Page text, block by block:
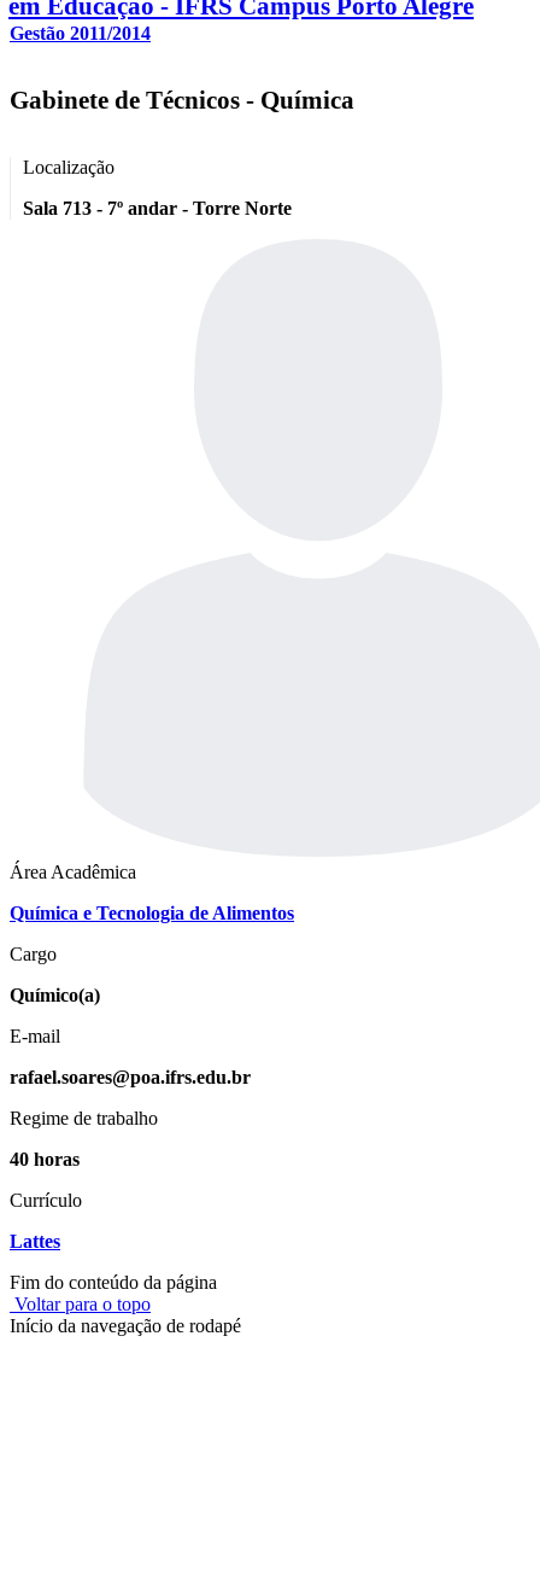
Gestão 2011/2014
Gabinete de Técnicos - Química
Localização
Sala 713 - 7º andar - Torre Norte
Área Acadêmica
Química e Tecnologia de Alimentos
Cargo
Químico(a)
E-mail
rafael.soares@poa.ifrs.edu.br
Regime de trabalho
40 horas
Currículo
Lattes
Fim do conteúdo da página
Voltar para o topo
Início da navegação de rodapé